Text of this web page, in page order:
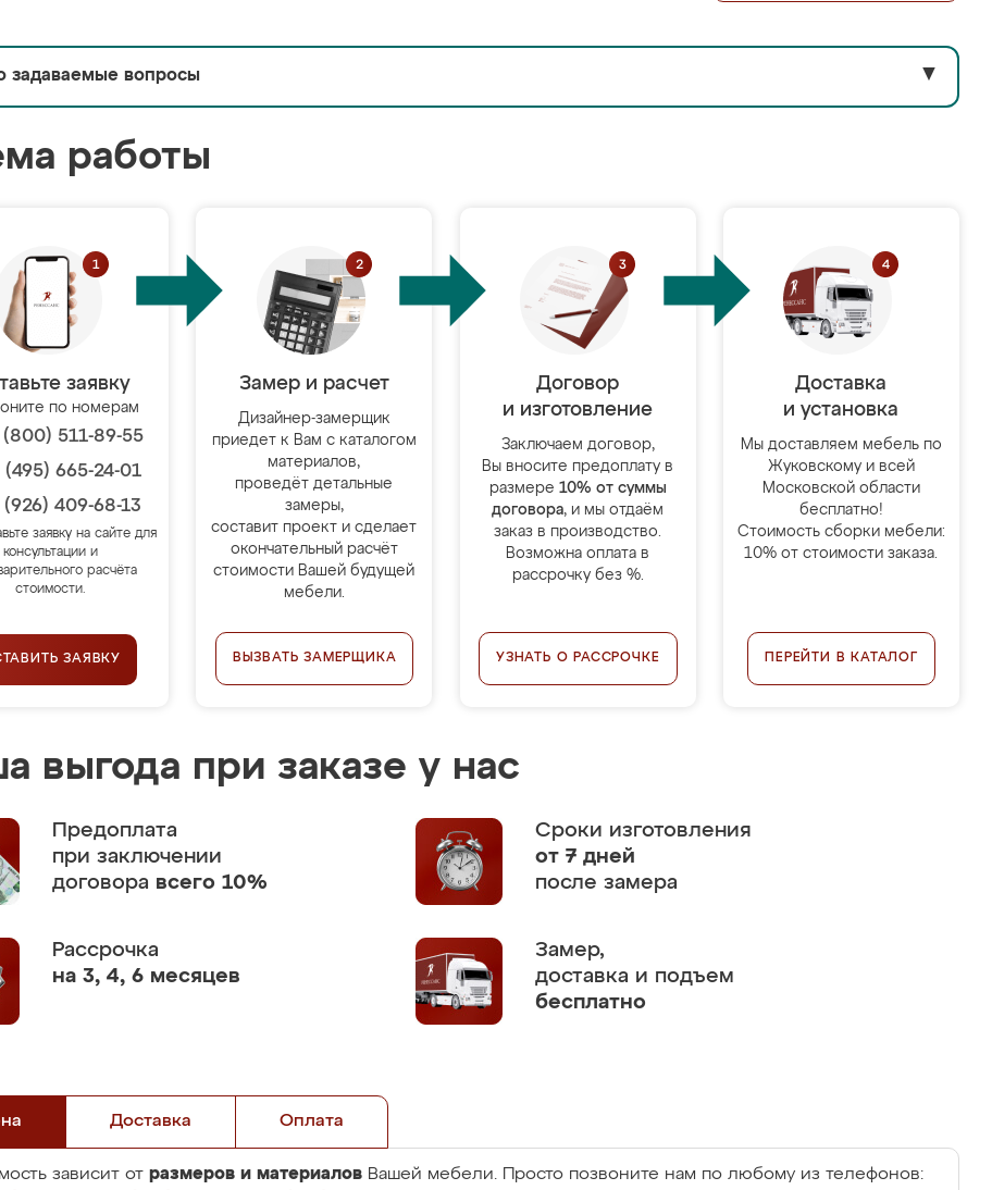
задаваемые вопросы ▼
работы
заявку
по номерам
511-89-55
(495) 665-24-01
409-68-13
заявку на сайте для
консультации и
расчёта
стоимости.
ЗАЯВКУ
Замер и расчет
Дизайнер-замерщик
приедет к Вам с каталогом
материалов,
проведёт детальные
замеры,
составит проект и сделает
окончательный расчёт
стоимости Вашей будущей
мебели.
ВЫЗВАТЬ ЗАМЕРЩИКА
Договор
и изготовление
Заключаем договор,
Вы вносите предоплату в
размере 10% от суммы
договора, и мы отдаём
заказ в производство.
Возможна оплата в
рассрочку без %.
УЗНАТЬ О РАССРОЧКЕ
Доставка
и установка
Мы доставляем мебель по
Жуковскому и всей
Московской области
бесплатно!
Стоимость сборки мебели:
10% от стоимости заказа.
ПЕРЕЙТИ В КАТАЛОГ
выгода при заказе у нас
Предоплата
при заключении
договора всего 10%
Сроки изготовления
от 7 дней
после замера
Рассрочка
на 3, 4, 6 месяцев
Замер,
доставка и подъем
бесплатно
Доставка Оплата
зависит от размеров и материалов Вашей мебели. Просто позвоните нам по любому из телефонов: